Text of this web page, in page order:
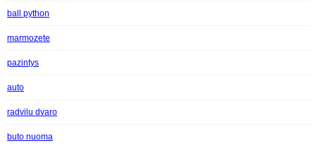
ball python
marmozete
pazintys
auto
radvilu dvaro
buto nuoma